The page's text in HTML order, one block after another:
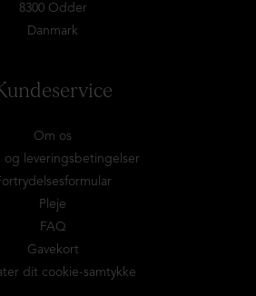
8300 Odder
Danmark
Om os
og leveringsbetingelser
Pleje
FAQ
Gavekort
dit cookie-samtykke